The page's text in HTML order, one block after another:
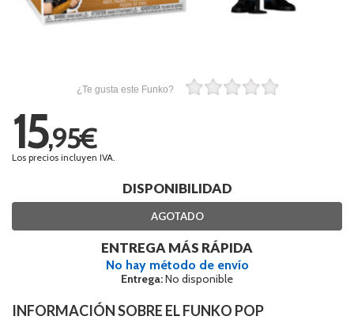
¿Te gusta este Funko?
15,95€
Los precios incluyen IVA.
DISPONIBILIDAD
AGOTADO
ENTREGA MÁS RÁPIDA
No hay método de envío
Entrega:No disponible
INFORMACIÓN SOBRE EL FUNKO POP